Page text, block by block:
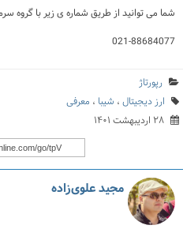
شما می توانید از طریق شماره ی زیر با گروه
021-88684077
رپورتاژ
ارز دیجیتال ، شیبا ، معرفی
۲۸ اردیبهشت ۱۴۰۱
مجید علوی‌زاده